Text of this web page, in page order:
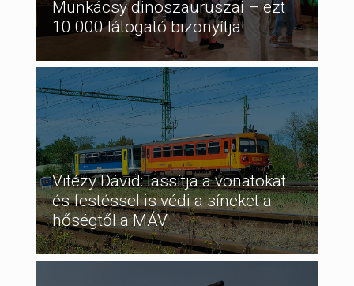
Munkácsy dinoszauruszai – ezt
10.000 látogató bizonyítja!
Vitézy Dávid: lassítja a vonatokat
és festéssel is védi a síneket a
hőségtől a MÁV